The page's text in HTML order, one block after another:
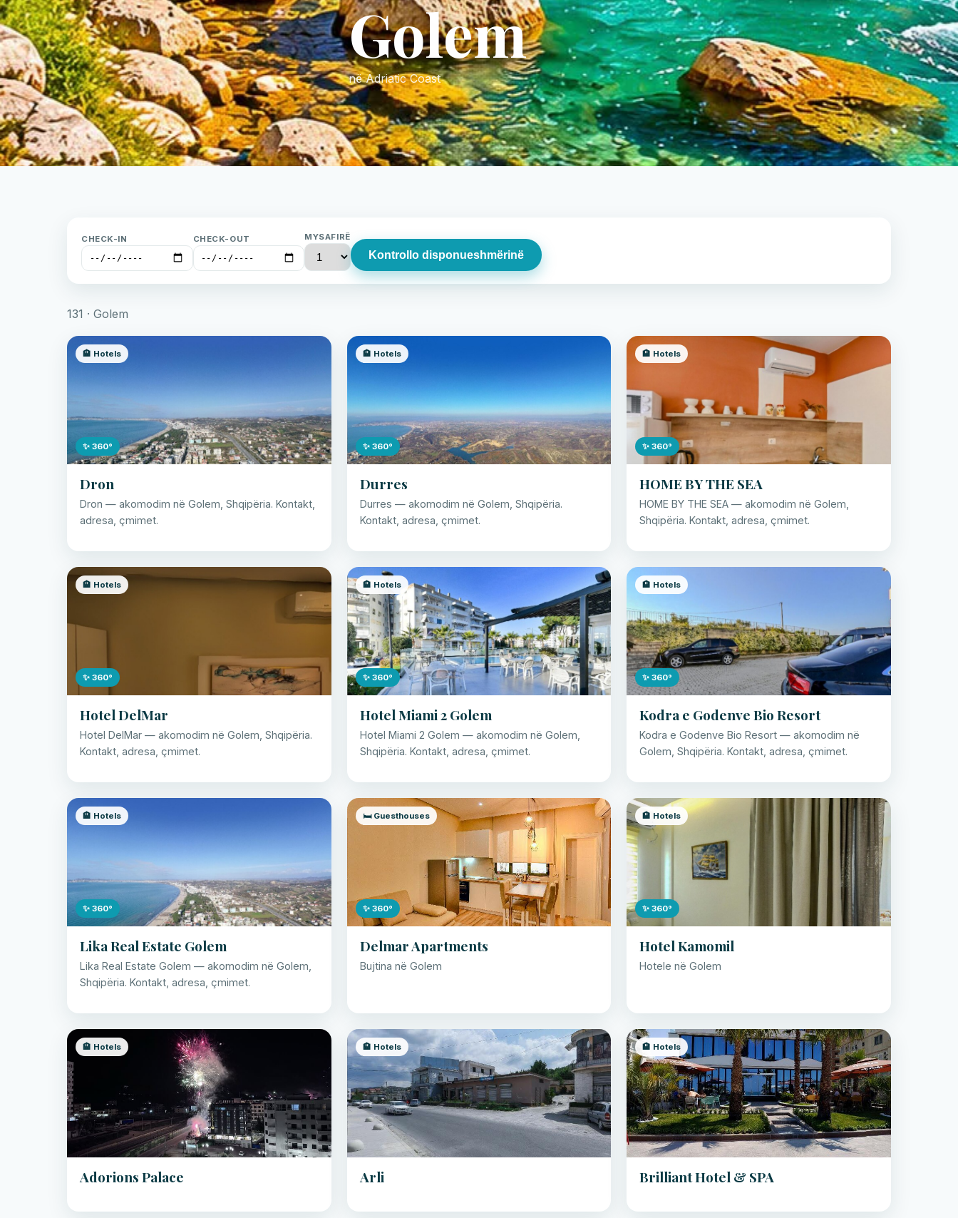
Golem
në Adriatic Coast
CHECK-IN CHECK-OUT MYSAFIRË
Kontrollo disponueshmërinë
131 · Golem
🏨 Hotels
✨ 360°
Dron
Dron — akomodim në Golem, Shqipëria. Kontakt,
adresa, çmimet.
🏨 Hotels
✨ 360°
Durres
Durres — akomodim në Golem, Shqipëria.
Kontakt, adresa, çmimet.
🏨 Hotels
✨ 360°
HOME BY THE SEA
HOME BY THE SEA — akomodim në Golem,
Shqipëria. Kontakt, adresa, çmimet.
🏨 Hotels
✨ 360°
Hotel DelMar
Hotel DelMar — akomodim në Golem, Shqipëria.
Kontakt, adresa, çmimet.
🏨 Hotels
✨ 360°
Hotel Miami 2 Golem
Hotel Miami 2 Golem — akomodim në Golem,
Shqipëria. Kontakt, adresa, çmimet.
🏨 Hotels
✨ 360°
Kodra e Godenve Bio Resort
Kodra e Godenve Bio Resort — akomodim në
Golem, Shqipëria. Kontakt, adresa, çmimet.
🏨 Hotels
✨ 360°
Lika Real Estate Golem
Lika Real Estate Golem — akomodim në Golem,
Shqipëria. Kontakt, adresa, çmimet.
🛏️ Guesthouses
✨ 360°
Delmar Apartments
Bujtina në Golem
🏨 Hotels
✨ 360°
Hotel Kamomil
Hotele në Golem
🏨 Hotels
Adorions Palace
🏨 Hotels
Arli
🏨 Hotels
Brilliant Hotel & SPA